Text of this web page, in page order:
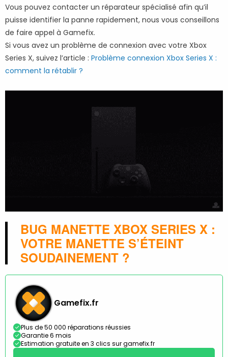
Vous pouvez contacter un réparateur spécialisé afin qu’il
puisse identifier la panne rapidement, nous vous conseillons
de faire appel à Gamefix.
Si vous avez un problème de connexion avec votre Xbox
Series X, suivez l’article : Problème connexion Xbox Series X :
comment la rétablir ?
BUG MANETTE XBOX SERIES X :
VOTRE MANETTE S’ÉTEINT
SOUDAINEMENT ?
Gamefix.fr
Plus de 50 000 réparations réussies
Garantie 6 mois
Estimation gratuite en 3 clics sur gamefix.fr